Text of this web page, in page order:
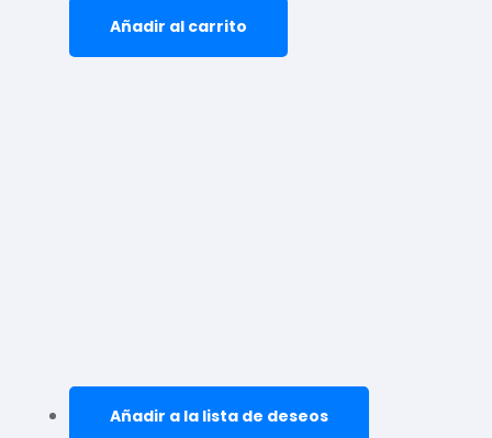
Añadir al carrito
Añadir a la lista de deseos